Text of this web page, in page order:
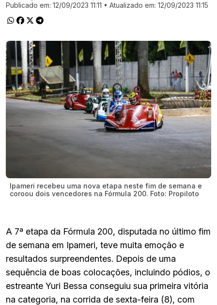
Publicado em: 12/09/2023 11:11 • Atualizado em: 12/09/2023 11:15
Ipameri recebeu uma nova etapa neste fim de semana e
coroou dois vencedores na Fórmula 200. Foto: Propiloto
A 7ª etapa da Fórmula 200, disputada no último fim
de semana em Ipameri, teve muita emoção e
resultados surpreendentes. Depois de uma
sequência de boas colocações, incluindo pódios, o
estreante Yuri Bessa conseguiu sua primeira vitória
na categoria, na corrida de sexta-feira (8), com